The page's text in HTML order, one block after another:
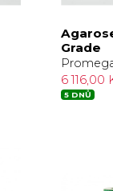
Grade
Promega
6 116,00
5 DNŮ